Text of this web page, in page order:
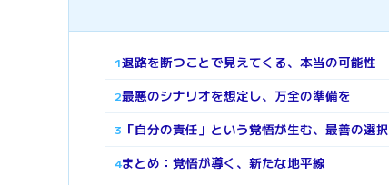
1退路を断つことで見えてくる、本当の可能性
2最悪のシナリオを想定し、万全の準備を
3 「自分の責任」という覚悟が生む、最善の選択
4まとめ：覚悟が導く、新たな地平線